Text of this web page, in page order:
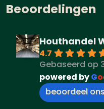
Beoordelingen
Houthandel
4.7
Gebaseerd op
powered byGo
beoordeel